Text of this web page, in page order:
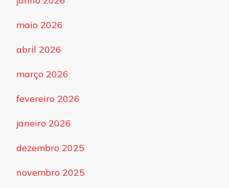
maio 2026
abril 2026
março 2026
fevereiro 2026
janeiro 2026
dezembro 2025
novembro 2025